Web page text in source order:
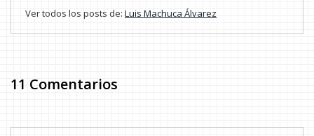
Ver todos los posts de: Luis Machuca Álvarez
11 Comentarios